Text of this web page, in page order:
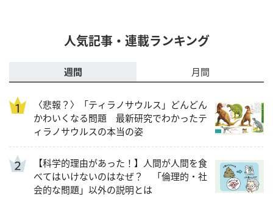
人気記事・連載ランキング
週間 月間
〈悲報？〉「ティラノサウルス」どんどん
かわいくなる問題 最新研究でわかったテ
ィラノサウルスの本当の姿
【科学的理由があった！】人間が人間を食
べてはいけないのはなぜ？ 「倫理的・社
会的な問題」以外の説明とは